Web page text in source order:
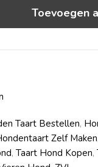
Toevoegen
Taart Bestellen,
Zelf Maken
, Taart Hond Kopen,